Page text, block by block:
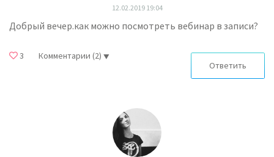
12.02.2019 19:04
Добрый вечер.как можно посмотреть вебинар в записи?
3 Комментарии (2)
Ответить